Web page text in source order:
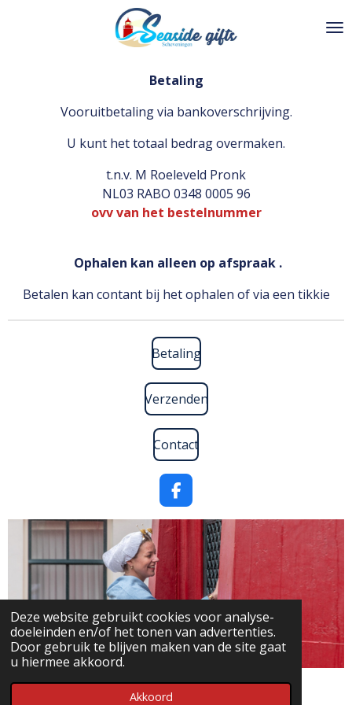
Deze website gebruikt cookies voor analyse-
doeleinden en/of het tonen van advertenties.
Door gebruik te blijven maken van de site gaat
u hiermee akkoord.
Akkoord
Betaling
Vooruitbetaling via bankoverschrijving.
U kunt het totaal bedrag overmaken.
t.n.v. M Roeleveld Pronk
NL03 RABO 0348 0005 96
ovv van het bestelnummer
Ophalen kan alleen op afspraak .
Betalen kan contant bij het ophalen of via een tikkie
Betaling
Verzenden
Contact
F
a
c
e
b
o
o
k